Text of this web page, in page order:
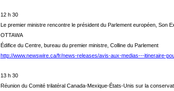
12 h 30
Le premier ministre rencontre le président du Parlement européen, Son
OTTAWA
Édifice du Centre, bureau du premier ministre, Colline du Parlement
http://www.newswire.ca/fr/news-releases/avis-aux-medias---itineraire-
13 h 30
Réunion du Comité trilatéral Canada-Mexique-États‑Unis sur la